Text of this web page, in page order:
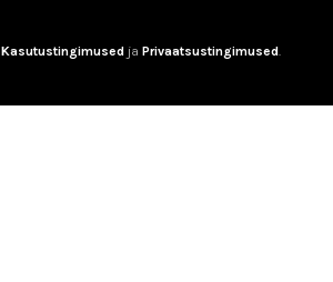
Kasutustingimusedja Privaatsustingimused.